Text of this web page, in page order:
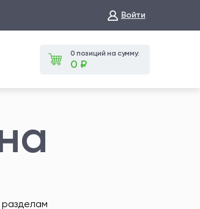
Войти
0 позиций на сумму:
0 ₽